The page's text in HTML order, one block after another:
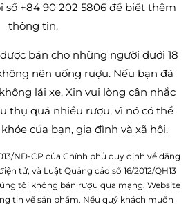
số +84 90 202 5806 để biết thêm
thông tin.
bán cho những người dưới 18
nên uống rượu. Nếu bạn đã
lái xe. Xin vui lòng cân nhắc
thụ quá nhiều rượu, vì nó có thể
của bạn, gia đình và xã hội.
NĐ-CP của Chính phủ quy định về đăng
tử, và Luật Quảng cáo số 16/2012/QH13
tôi không bán rượu qua mạng. Website
tin về sản phẩm. Nếu quý khách muốn